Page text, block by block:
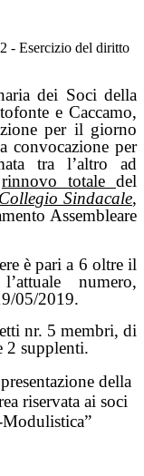
- Esercizio del diritto
dei Soci della
e Caccamo,
per il giorno
convocazione per
tra l’altro ad
rinnovo totale del
Sindacale,
Assembleare
è pari a 6 oltre il
numero,
05/2019.
nr. 5 membri, di
2 supplenti.
della
riservata ai soci